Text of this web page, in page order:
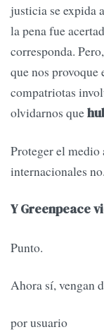
justicia se expida
la pena fue
corresponda.
que nos provoque
compatriotas
olvidarnos que
Proteger el
internacionales no.
Y Greenpeace
Punto.
Ahora sí, vengan
por usuario